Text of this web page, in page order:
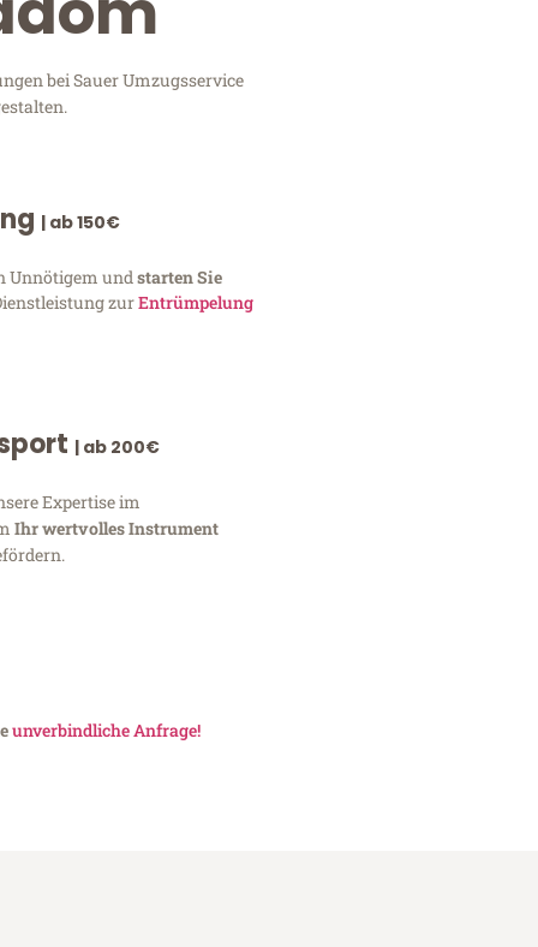
bei Sauer Umzugsservice
| ab 150€
Unnötigem und starten Sie
zurEntrümpelung
| ab 200€
Expertise im
Ihr wertvolles Instrument
unverbindliche Anfrage!